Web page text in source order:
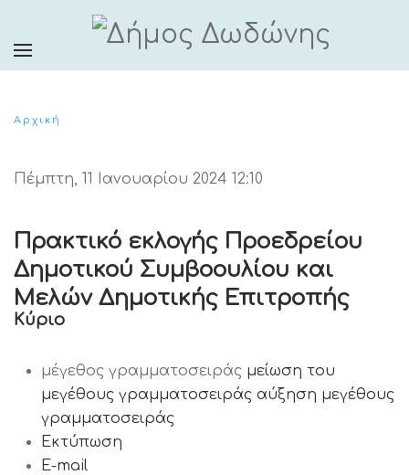
Αρχική
Πέμπτη, 11 Ιανουαρίου 2024 12:10
Πρακτικό εκλογής Προεδρείου
Δημοτικού Συμβοουλίου και
Μελών Δημοτικής Επιτροπής
Κύριο
μέγεθος γραμματοσειράς μείωση του
μεγέθους γραμματοσειράς αύξηση μεγέθους
γραμματοσειράς
Εκτύπωση
E-mail